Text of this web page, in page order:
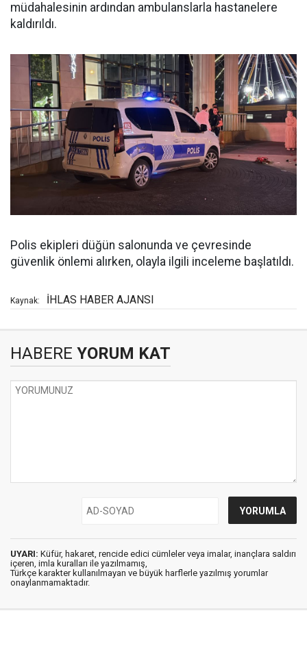
müdahalesinin ardından ambulanslarla hastanelere
kaldırıldı.
Polis ekipleri düğün salonunda ve çevresinde
güvenlik önlemi alırken, olayla ilgili inceleme başlatıldı.
Kaynak: İHLAS HABER AJANSI
HABERE YORUM KAT
UYARI: Küfür, hakaret, rencide edici cümleler veya imalar, inançlara saldırı
içeren, imla kuralları ile yazılmamış,
Türkçe karakter kullanılmayan ve büyük harflerle yazılmış yorumlar
onaylanmamaktadır.